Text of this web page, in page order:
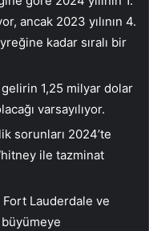
ancak 2023 yılının 4.
kadar sıralı bir
1,25 milyar dolar
varsayılıyor.
sorunları 2024’te
ile tazminat
Fort Lauderdale ve